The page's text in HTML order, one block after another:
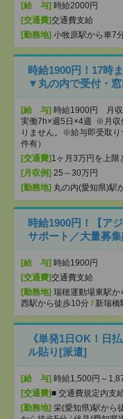
[給 与] 時給2000円
[交通費]交通費支給
[勤務地] 小牧原駅から車7
時給1900円！17時
▼丸の内で受付・
[給 与] 時給1900円 月
実働7h×週5日×4週 ※月収
りません。※給与即受取り
件有）
[交通費] 1ヶ月3万円を上限
[月収例] 25～30万円
[勤務地] 丸の内(愛知県)駅
時給1900円！【ア
サポート／大量募
[給 与] 時給1900円
[交通費]交通費支給
[勤務地] 瑞穂運動場東駅か
西駅から徒歩10分 / 新瑞橋
《単発1日OK！日
ル貼り[派遣]
[給 与] 時給1,500円～
[交通費]■ 交通費規定内支
[勤務地] 栄(愛知県)駅から